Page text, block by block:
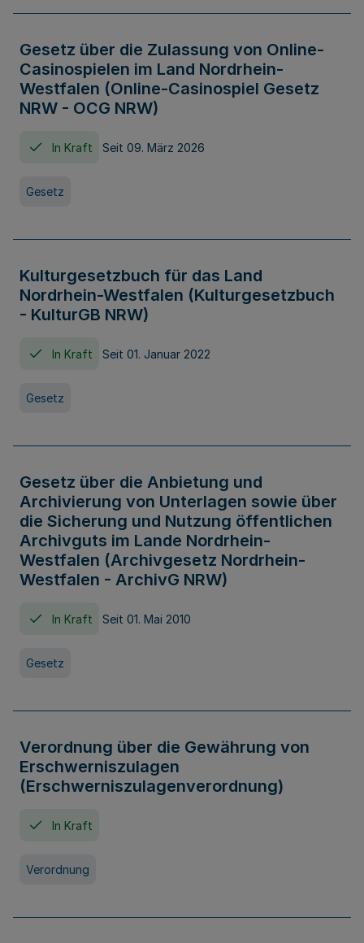
Gesetz über die Zulassung von Online-
Casinospielen im Land Nordrhein-
Westfalen (Online-Casinospiel Gesetz
NRW - OCG NRW)
In Kraft Seit 09. März 2026
Gesetz
Kulturgesetzbuch für das Land
Nordrhein-Westfalen (Kulturgesetzbuch
- KulturGB NRW)
In Kraft Seit 01. Januar 2022
Gesetz
Gesetz über die Anbietung und
Archivierung von Unterlagen sowie über
die Sicherung und Nutzung öffentlichen
Archivguts im Lande Nordrhein-
Westfalen (Archivgesetz Nordrhein-
Westfalen - ArchivG NRW)
In Kraft Seit 01. Mai 2010
Gesetz
Verordnung über die Gewährung von
Erschwerniszulagen
(Erschwerniszulagenverordnung)
In Kraft
Verordnung